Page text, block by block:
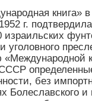
книга»
г.
израильских
уголовного
«Международной
без
Болеславского